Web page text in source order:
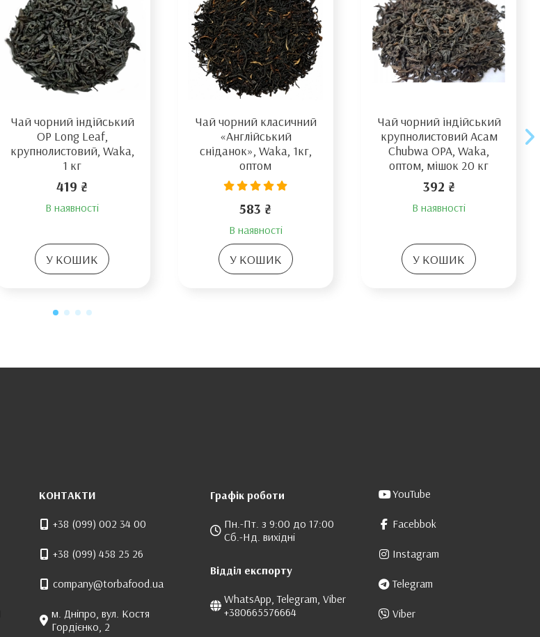
Чай чорний індійський
OP Long Leaf,
крупнолистовий, Waka,
1 кг
419 ₴
В наявності
У КОШИК
Чай чорний класичний
«Англійський
сніданок», Waka, 1кг,
оптом
583 ₴
В наявності
У КОШИК
Чай чорний індійський
крупнолистовий Aсам
Chubwa OPA, Waka,
оптом, мішок 20 кг
392 ₴
В наявності
У КОШИК
КОНТАКТИ
+38 (099) 002 34 00
+38 (099) 458 25 26
company@torbafood.ua
м. Дніпро, вул. Костя
Гордієнко, 2
Графік роботи
Пн.-Пт. з 9:00 до 17:00
Сб.-Нд. вихідні
Відділ експорту
WhatsApp, Telegram, Viber
+380665576664
YouTube
Facebbok
Instagram
Telegram
Viber